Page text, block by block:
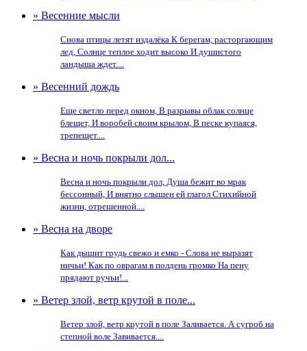
» Весенние мысли
Снова птицы летят издалёка К берегам, расторгающим
лед, Солнце теплое ходит высоко И душистого
ландыша ждет....
» Весенний дождь
Еще светло перед окном, В разрывы облак солнце
блещет, И воробей своим крылом, В песке купаяся,
трепещет....
» Весна и ночь покрыли дол...
Весна и ночь покрыли дол, Душа бежит во мрак
бессонный, И внятно слышен ей глагол Стихийной
жизни, отрешенной....
» Весна на дворе
Как дышит грудь свежо и емко - Слова не выразят
ничьи! Как по оврагам в полдень громко На пену
прядают ручьи!...
» Ветер злой, ветр крутой в поле...
Ветер злой, ветр крутой в поле Заливается. А сугроб на
степной воле Завивается....